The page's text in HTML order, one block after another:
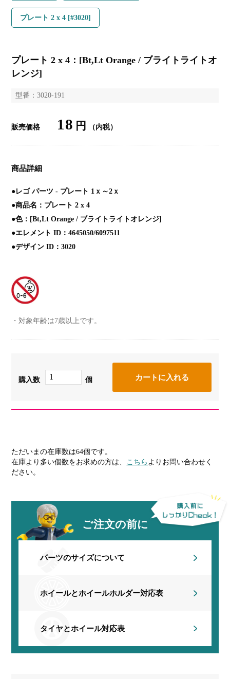
プレート 2 x 4 [#3020]
プレート 2 x 4：[Bt,Lt Orange / ブライトライトオ
レンジ]
型番：3020-191
販売価格 18 円 （内税）
商品詳細
●レゴ パーツ - プレート 1ｘ～2ｘ
●商品名：プレート 2 x 4
●色：[Bt,Lt Orange / ブライトライトオレンジ]
●エレメント ID：4645050/6097511
●デザイン ID：3020
対象年齢は7歳以上です。
購入数 個
ただいまの在庫数は64個です。
在庫より多い個数をお求めの方は、
こちら よりお問い合わせく
ださい。
ご注文の前に
パーツのサイズについて
ホイールとホイールホルダー対応表
タイヤとホイール対応表